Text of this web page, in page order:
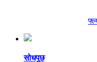
सोधपुछ